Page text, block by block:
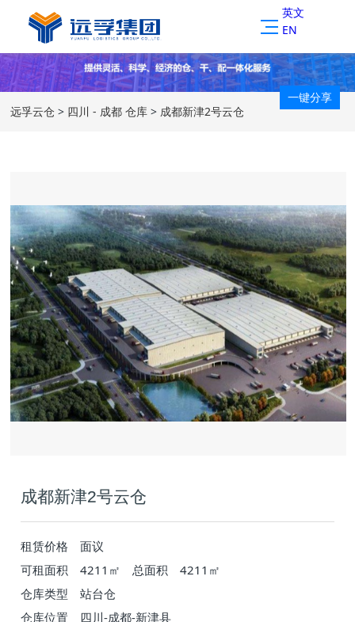
英文
EN
远孚云仓 > 四川 - 成都 仓库> 成都新津2号云仓
一键分享
成都新津2号云仓
租赁价格
面议
可租面积
4211㎡ 总面积
4211㎡
仓库类型
站台仓
仓库位置
四川-成都-新津县